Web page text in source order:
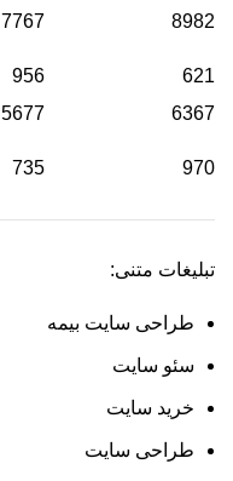
8982
621
7767
956
6367
970
5677
735
تبلیغات متنی:
طراحی سایت بیمه
سئو سایت
خرید سایت
طراحی سایت